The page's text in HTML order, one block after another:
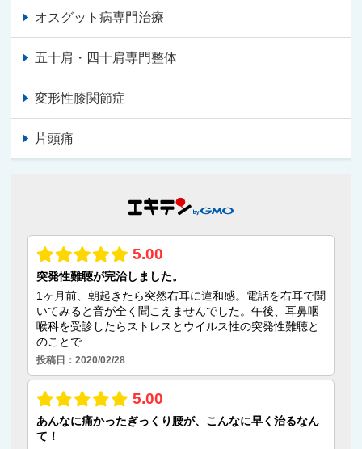
オスグット病専門治療
五十肩・四十肩専門整体
変形性膝関節症
片頭痛